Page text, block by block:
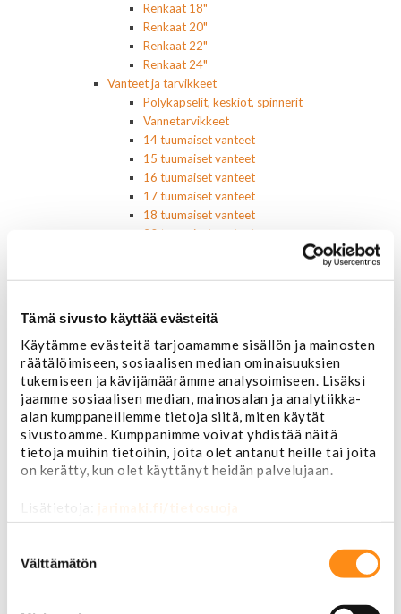
Tämä sivusto käyttää evästeitä
Käytämme evästeitä tarjoamamme sisällön ja mainosten
räätälöimiseen, sosiaalisen median ominaisuuksien
tukemiseen ja kävijämäärämme analysoimiseen. Lisäksi
jaamme sosiaalisen median, mainosalan ja analytiikka-
alan kumppaneillemme tietoja siitä, miten käytät
sivustoamme. Kumppanimme voivat yhdistää näitä
tietoja muihin tietoihin, joita olet antanut heille tai joita
on kerätty, kun olet käyttänyt heidän palvelujaan.
Lisätietoja: jarimaki.fi/tietosuoja
valinta
Välttämätön
Renkaat 18"
Renkaat 20"
Renkaat 22"
Renkaat 24"
Vanteet ja tarvikkeet
Pölykapselit, keskiöt, spinnerit
Vannetarvikkeet
14 tuumaiset vanteet
15 tuumaiset vanteet
16 tuumaiset vanteet
17 tuumaiset vanteet
18 tuumaiset vanteet
20 tuumaiset vanteet
Istuimet ja tarvikkeet
Lattiamatot
Ratit ja ratinpäälliset
Ratit
Ratinpäälliset
Radioadapterit ja johtosarjat
Sisustan puuosat
Muut sisustan osat
Valot ja polttimot